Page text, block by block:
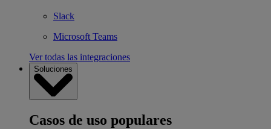
Slack
Microsoft Teams
Ver todas las integraciones
Soluciones
Casos de uso populares